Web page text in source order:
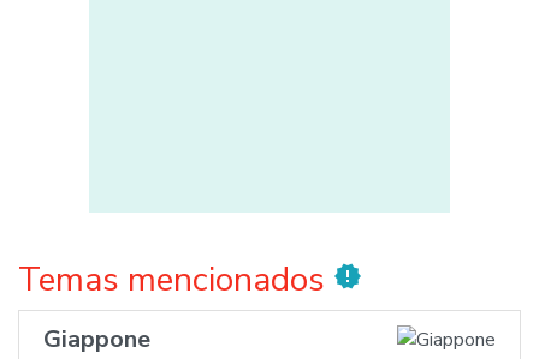
Temas mencionados new_releases
Giappone